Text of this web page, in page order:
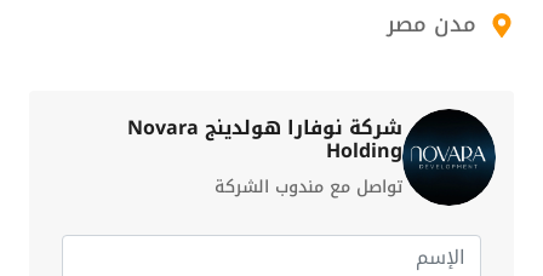
مدن مصر
شركة نوفارا هولدينج Novara
Holding
تواصل مع مندوب الشركة